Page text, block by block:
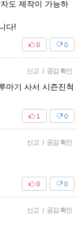
도 제작이 가능하
다!
0
0
신고 | 공감 확인
마기 사서 시즌진척
0
1
신고 | 공감 확인
0
0
신고 | 공감 확인